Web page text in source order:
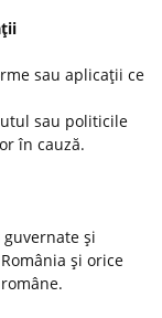
sau aplicaţii ce
sau politicile
în cauză.
şi
şi orice